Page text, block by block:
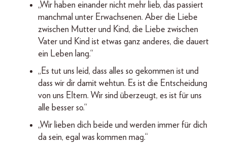
„Wir haben einander nicht mehr lieb, das passiert
manchmal unter Erwachsenen. Aber die Liebe
zwischen Mutter und Kind, die Liebe zwischen
Vater und Kind ist etwas ganz anderes, die dauert
ein Leben lang.“
„Es tut uns leid, dass alles so gekommen ist und
dass wir dir damit wehtun. Es ist die Entscheidung
von uns Eltern. Wir sind überzeugt, es ist für uns
alle besser so.“
„Wir lieben dich beide und werden immer für dich
da sein, egal was kommen mag.“